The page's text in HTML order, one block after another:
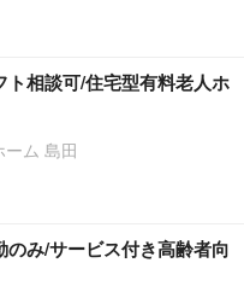
ト相談可/住宅型有料老人ホ
ム 島田
のみ/サービス付き高齢者向